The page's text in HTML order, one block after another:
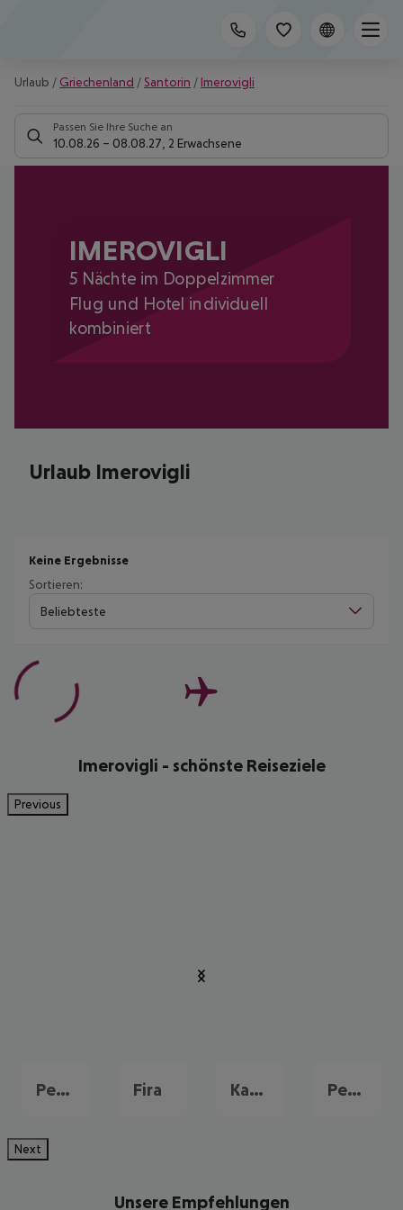
Urlaub / Griechenland / Santorin / Imerovigli
Passen Sie Ihre Suche an
10.08.26 – 08.08.27 2 Erwachsene
IMEROVIGLI
5 Nächte im Doppelzimmer
Flug und Hotel individuell
kombiniert
Urlaub Imerovigli
Keine Ergebnisse
Sortieren:
Beliebteste
Imerovigli - schönste Reiseziele
Previous
Perissa Fira Kamari Perivolos
Next
Unsere Empfehlungen